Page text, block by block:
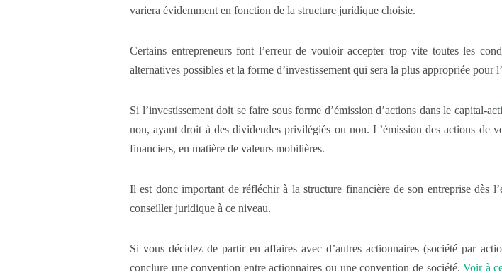
variera évidemment en fonction de la structure juridique choisie.
Certains entrepreneurs font l’erreur de vouloir accepter trop vite toutes les
alternatives possibles et la forme d’investissement qui sera la plus appropriée pour
Si l’investissement doit se faire sous forme d’émission d’actions dans le capital-
non, ayant droit à des dividendes privilégiés ou non. L’émission des actions de
financiers, en matière de valeurs mobilières.
Il est donc important de réfléchir à la structure financière de son entreprise dès
conseiller juridique à ce niveau.
Si vous décidez de partir en affaires avec d’autres actionnaires (société par
conclure une convention entre actionnaires ou une convention de société.Voir à